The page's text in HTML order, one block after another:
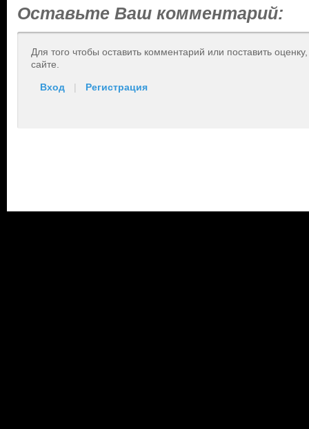
Оставьте Ваш комментарий:
Для того чтобы оставить комментарий или поставить
сайте.
Вход | Регистрация